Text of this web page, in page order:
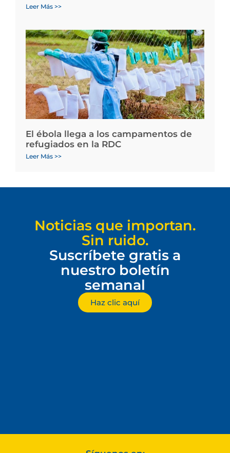
Leer Más >>
El ébola llega a los campamentos de
refugiados en la RDC
Leer Más >>
Noticias que importan.
Sin ruido.
Suscríbete gratis a
nuestro boletín
semanal
Haz clic aquí